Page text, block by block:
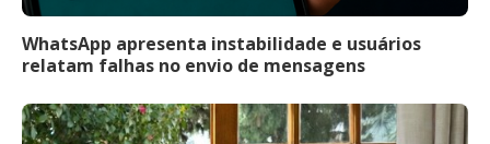
WhatsApp apresenta instabilidade e usuários
relatam falhas no envio de mensagens